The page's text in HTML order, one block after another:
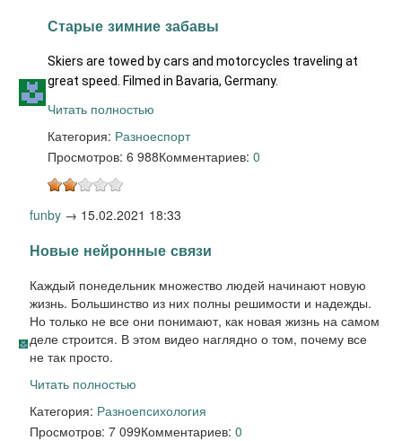
Старые зимние забавы
Skiers are towed by cars and motorcycles traveling at
great speed. Filmed in Bavaria, Germany.
Читать полностью
Категория: Разноеспорт
Просмотров: 6 988Комментариев: 0
funby → 15.02.2021 18:33
Новые нейронные связи
Каждый понедельник множество людей начинают новую
жизнь. Большинство из них полны решимости и надежды.
Но только не все они понимают, как новая жизнь на самом
деле строится. В этом видео наглядно о том, почему все
не так просто.
Читать полностью
Категория: Разноепсихология
Просмотров: 7 099Комментариев: 0